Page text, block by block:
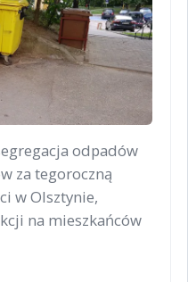
odpadów
za tegoroczną
w Olsztynie,
na mieszkańców